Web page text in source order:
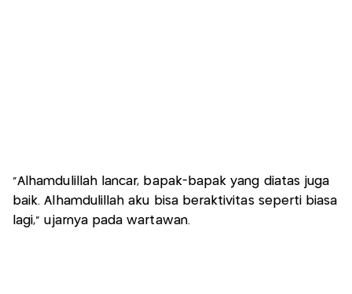
"Alhamdulillah lancar, bapak-bapak yang diatas juga
baik. Alhamdulillah aku bisa beraktivitas seperti biasa
lagi," ujarnya pada wartawan.